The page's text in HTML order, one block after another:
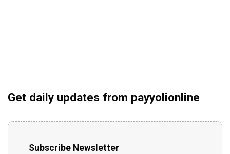
Get daily updates from payyolionline
Subscribe Newsletter